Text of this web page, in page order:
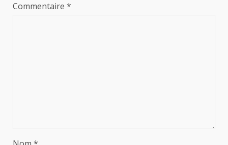
Commentaire *